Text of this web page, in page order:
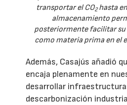
transportar el CO2hasta
almacenamiento
posteriormente facilitar
como materia prima en el
Además, Casajús añadió
encaja plenamente en
desarrollar
descarbonización